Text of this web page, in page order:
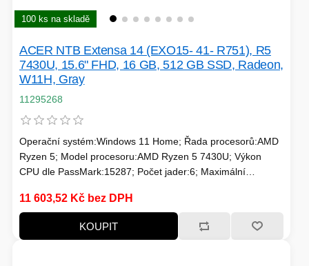
HERNÍ STOLY
CHLAZENÍ
INDUKCE - VAŘIČE
100 ks na skladě
ACER NTB Extensa 14 (EXO15- 41- R751), R5
7430U, 15.6" FHD, 16 GB, 512 GB SSD, Radeon,
W11H, Gray
11295268
Operační systém:Windows 11 Home; Řada procesorů:AMD
Ryzen 5; Model procesoru:AMD Ryzen 5 7430U; Výkon
CPU dle PassMark:15287; Počet jader:6; Maximální
(GHz):2.3; TDP:15; Model grafické karty:AMD Radeon;
Velikost paměti RAM (GB):16; Úhlopříčka displeje ("):15.6;
Rozlišení displeje:1920x1080 (Full HD)
11 603,52 Kč bez DPH
KOUPIT